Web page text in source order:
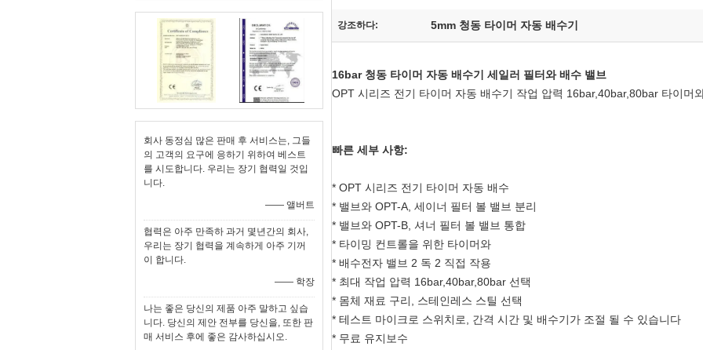
회사 동정심 많은 판매 후 서비스는, 그들
의 고객의 요구에 응하기 위하여 베스트
를 시도합니다. 우리는 장기 협력일 것입
니다.
—— 앨버트
협력은 아주 만족하 과거 몇년간의 회사,
우리는 장기 협력을 계속하게 아주 기꺼
이 합니다.
—— 학장
나는 좋은 당신의 제품 아주 말하고 싶습
니다. 당신의 제안 전부를 당신을, 또한 판
매 서비스 후에 좋은 감사하십시오.
강조하다: 5mm 청동 타이머 자동 배수기
16bar 청동 타이머 자동 배수기 세일러 필터와 배수 밸브
OPT 시리즈 전기 타이머 자동 배수기 작업 압력 16bar,40bar,80bar 타이머
빠른 세부 사항:
* OPT 시리즈 전기 타이머 자동 배수
* 밸브와 OPT-A, 세이너 필터 볼 밸브 분리
* 밸브와 OPT-B, 셔너 필터 볼 밸브 통합
* 타이밍 컨트롤을 위한 타이머와
* 배수전자 밸브 2 독 2 직접 작용
* 최대 작업 압력 16bar,40bar,80bar 선택
* 몸체 재료 구리, 스테인레스 스틸 선택
* 테스트 마이크로 스위치로, 간격 시간 및 배수기가 조절 될 수 있습니다
* 무료 유지보수